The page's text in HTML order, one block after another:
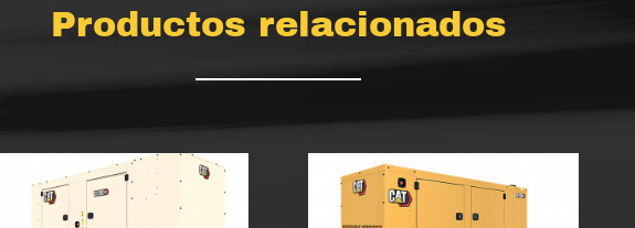
Productos relacionados